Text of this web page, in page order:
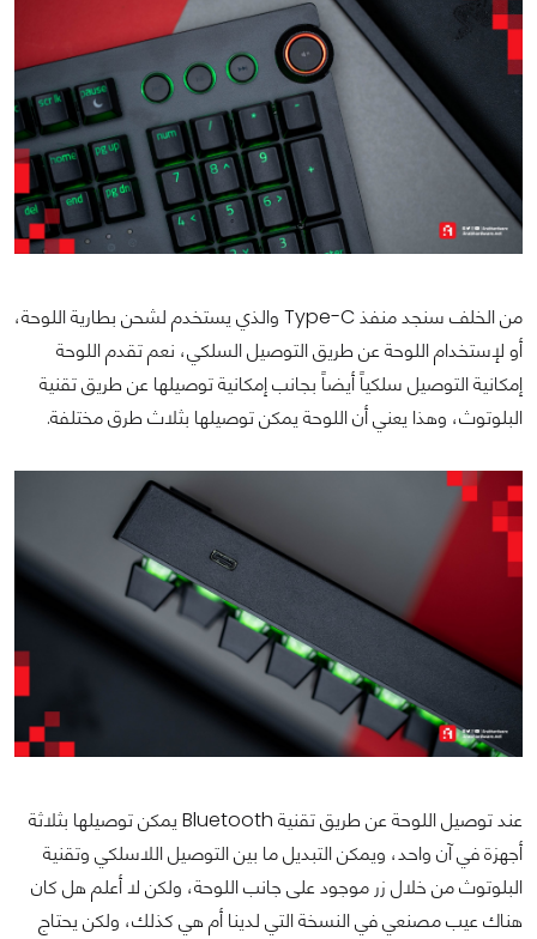
من الخلف سنجد منفذ
Type-C والذي يستخدم لشحن بطارية اللوحة،
أو لإستخدام اللوحة عن طريق التوصيل السلكي، نعم تقدم اللوحة
إمكانية التوصيل سلكياً أيضاً بجانب إمكانية توصيلها عن طريق تقنية
البلوتوث، وهذا يعني أن اللوحة يمكن توصيلها بثلاث طرق مختلفة.
عند توصيل اللوحة عن طريق تقنية Bluetooth يمكن توصيلها بثلاثة
أجهزة في آن واحد، ويمكن التبديل ما بين التوصيل اللاسلكي وتقنية
البلوتوث من خلال زر موجود على جانب اللوحة، ولكن لا أعلم هل كان
هناك عيب مصنعي في النسخة التي لدينا أم هي كذلك، ولكن يحتاج